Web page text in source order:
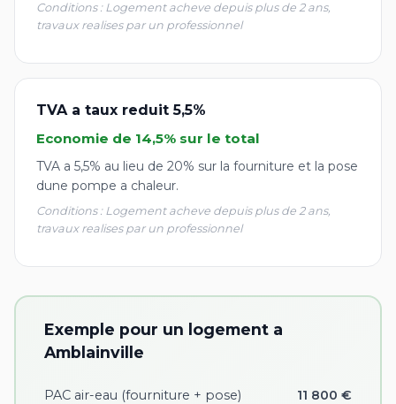
Conditions : Logement acheve depuis plus de 2 ans,
travaux realises par un professionnel
TVA a taux reduit 5,5%
Economie de 14,5% sur le total
TVA a 5,5% au lieu de 20% sur la fourniture et la pose
dune pompe a chaleur.
Conditions : Logement acheve depuis plus de 2 ans,
travaux realises par un professionnel
Exemple pour un logement a
Amblainville
PAC air-eau (fourniture + pose) 11 800 €